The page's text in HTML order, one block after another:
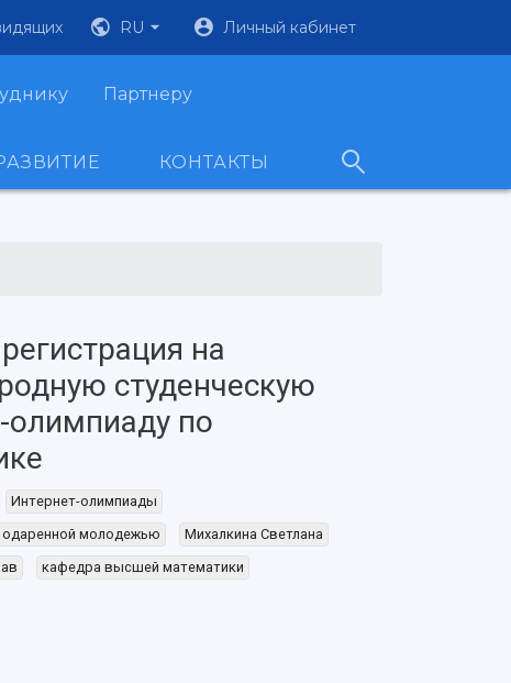
RU Личный кабинет
Партнеру
КОНТАКТЫ
на
студенческую
олимпиаду по
Интернет-олимпиады
одаренной молодежью
Михалкина Светлана
кафедра высшей математики